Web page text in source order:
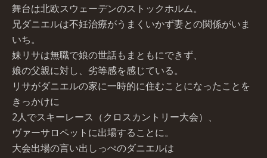
舞台は北欧スウェーデンのストックホルム。
兄ダニエルは不妊治療がうまくいかず妻との関係がいま
いち。
妹リサは無職で娘の世話もまともにできず、
娘の父親に対し、劣等感を感じている。
リサがダニエルの家に一時的に住むことになったことを
きっかけに
2人でスキーレース（クロスカントリー大会）、
ヴァーサロペットに出場することに。
大会出場の言い出しっぺのダニエルは